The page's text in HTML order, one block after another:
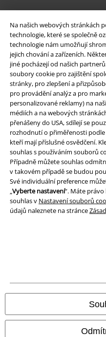
Na našich webových stránkách
technologie, které se společně
technologie nám umožňují
jejich chování a zařízeních.
jiné pocházejí od našich
soubory cookie pro zajištění
stránky, pro zlepšení a
pro provádění analýz a pro
personalizované reklamy) na
médiích a na webových
přenášeny do USA, sdílejí se
rozhodnutí o přiměřenosti
kteří mají příslušné osvědčení.
souhlas s používáním souborů
Případně můžete souhlas
v takovém případě se budou
Své individuální preference
„Vyberte nastavení“. Máte
souhlas v Nastavení souborů
údajů naleznete na stránce
Právní informace
Podmínky
Prohlášení
Ochrana osobních údajů
Likvidace odpadu a ochrana
Prohlášení o shodě
© 1986-2026 EMP Merchandising